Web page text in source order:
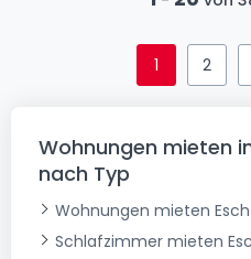
1 2
Wohnungen mieten
nach Typ
Wohnungen mieten
Schlafzimmer mieten